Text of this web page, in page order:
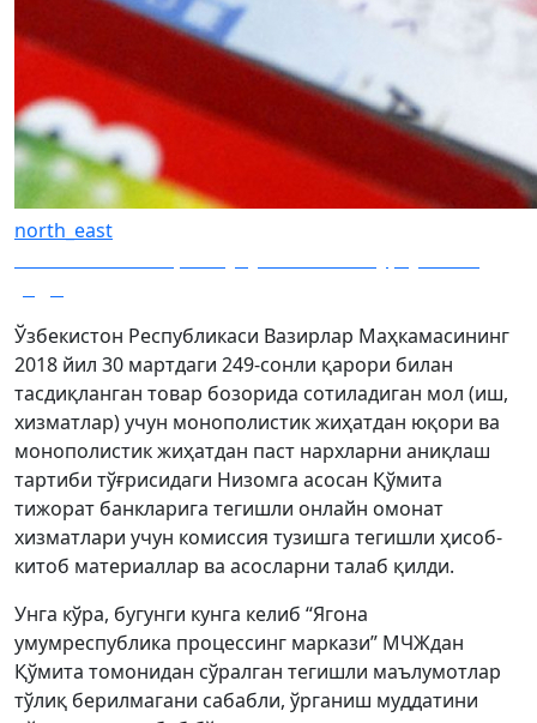
north_east
Ўзбекистон Республикаси Вазирлар Маҳкамасининг
2018 йил 30 мартдаги 249-сонли қарори билан
тасдиқланган товар бозорида сотиладиган мол (иш,
хизматлар) учун монополистик жиҳатдан юқори ва
монополистик жиҳатдан паст нархларни аниқлаш
тартиби тўғрисидаги Низомга асосан Қўмита
тижорат банкларига тегишли онлайн омонат
хизматлари учун комиссия тузишга тегишли ҳисоб-
китоб материаллар ва асосларни талаб қилди.
Унга кўра, бугунги кунга келиб “Ягона
умумреспублика процессинг маркази” МЧЖдан
Қўмита томонидан сўралган тегишли маълумотлар
тўлиқ берилмагани сабабли, ўрганиш муддатини